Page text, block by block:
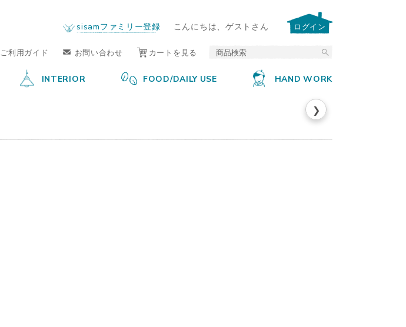
by sisam FAIR TRADE
sisamファミリー登録 こんにちは、ゲストさん ログイン
ご利用ガイド お問い合わせ カートを見る
INTERIOR FOOD/DAILY USE HAND WORK
❯